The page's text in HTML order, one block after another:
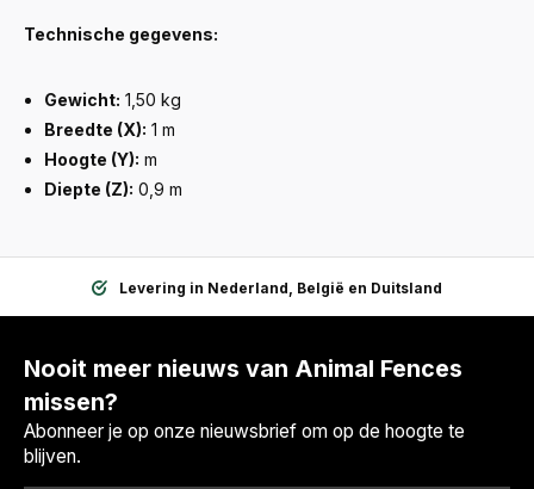
Technische gegevens:
Gewicht: 1,50 kg
Breedte (X): 1 m
Hoogte (Y): m
Diepte (Z): 0,9 m
Levering in Nederland, België en Duitsland
Nooit meer nieuws van Animal Fences
missen?
Abonneer je op onze nieuwsbrief om op de hoogte te
blijven.